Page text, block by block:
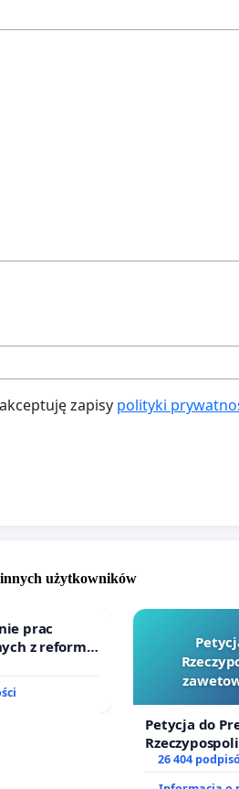
zapisy polityki
użytkowników
prac
z reformą
Petycja do
zawetowanie
26 404